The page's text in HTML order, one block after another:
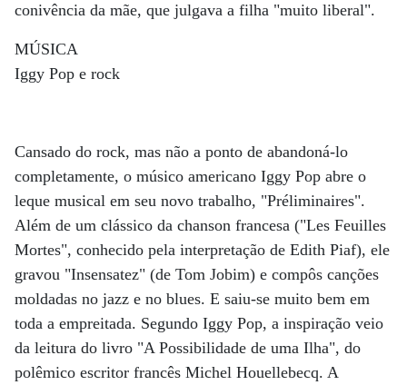
conivência da mãe, que julgava a filha "muito liberal".
MÚSICA
Iggy Pop e rock
Cansado do rock, mas não a ponto de abandoná-lo
completamente, o músico americano Iggy Pop abre o
leque musical em seu novo trabalho, "Préliminaires".
Além de um clássico da chanson francesa ("Les Feuilles
Mortes", conhecido pela interpretação de Edith Piaf), ele
gravou "Insensatez" (de Tom Jobim) e compôs canções
moldadas no jazz e no blues. E saiu-se muito bem em
toda a empreitada. Segundo Iggy Pop, a inspiração veio
da leitura do livro "A Possibilidade de uma Ilha", do
polêmico escritor francês Michel Houellebecq. A